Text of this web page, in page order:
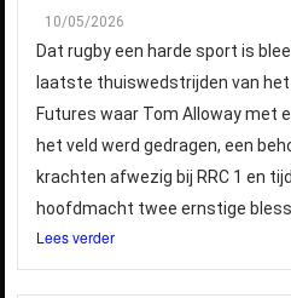
10/05/2026
Dat rugby een harde sport is
laatste thuiswedstrijden van het
Futures waar Tom Alloway met
het veld werd gedragen, een
krachten afwezig bij RRC 1 en
hoofdmacht twee ernstige
Lees verder